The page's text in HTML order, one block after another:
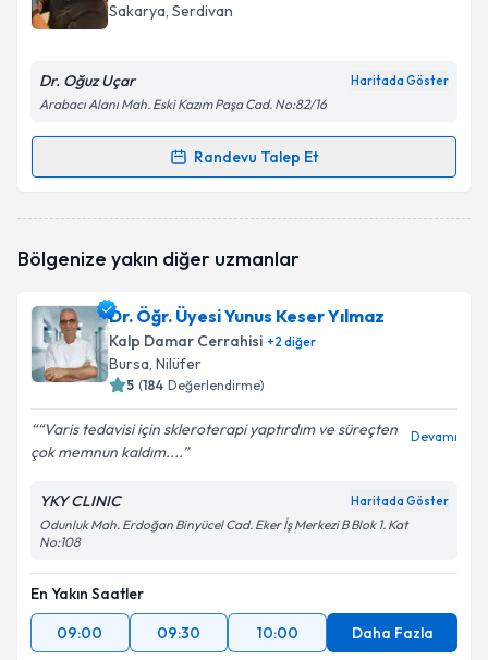
Sakarya, Serdivan
Dr. Oğuz Uçar Haritada Göster
Arabacı Alanı Mah. Eski Kazım Paşa Cad. No:82/16
Randevu Talep Et
Randevu Takvimi Talebi
Size bu uzmandan randevu almanız için bir takvim
E-posta Adresiniz
Kişisel verilerimin işlenmesine ilişkinAydınlatma
Metni'ni okudum ve kişisel verilerimin belirtilen
Bölgenize yakın diğer uzmanlar
Dr. Öğr. Üyesi Yunus Keser Yılmaz
Kalp Damar Cerrahisi +2 diğer
Bursa, Nilüfer
5 (184 Değerlendirme)
“Varis tedavisi için skleroterapi yaptırdım ve süreçten
çok memnun kaldım....
Devamı
YKY CLINIC Haritada Göster
Odunluk Mah. Erdoğan Binyücel Cad. Eker İş Merkezi B Blok 1. Kat
No:108
En Yakın Saatler
09:00
09:30 10:00 Daha Fazla